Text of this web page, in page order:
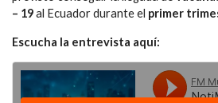
– 19al Ecuador durante el primer
Escucha la entrevista aquí: